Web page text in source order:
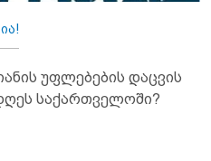
უფლებების დაცვის
საქართველოში?